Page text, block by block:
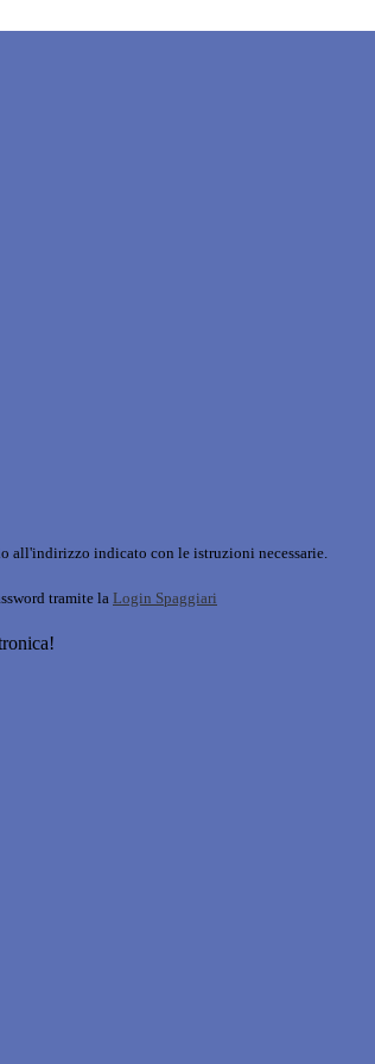
all'indirizzo indicato con le istruzioni necessarie.
tramite la Login Spaggiari